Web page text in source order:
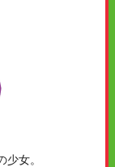
女。